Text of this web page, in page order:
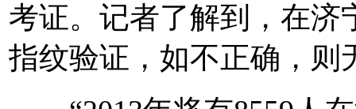
考证。记者了解到，在济
指纹验证，如不正确，则